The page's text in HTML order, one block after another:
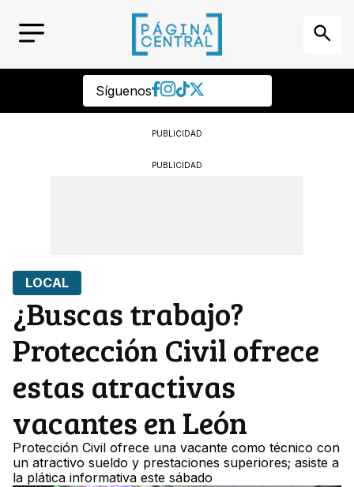
Síguenos
PUBLICIDAD
PUBLICIDAD
LOCAL
¿Buscas trabajo?
Protección Civil ofrece
estas atractivas
vacantes en León
Protección Civil ofrece una vacante como técnico con
un atractivo sueldo y prestaciones superiores; asiste a
la plática informativa este sábado